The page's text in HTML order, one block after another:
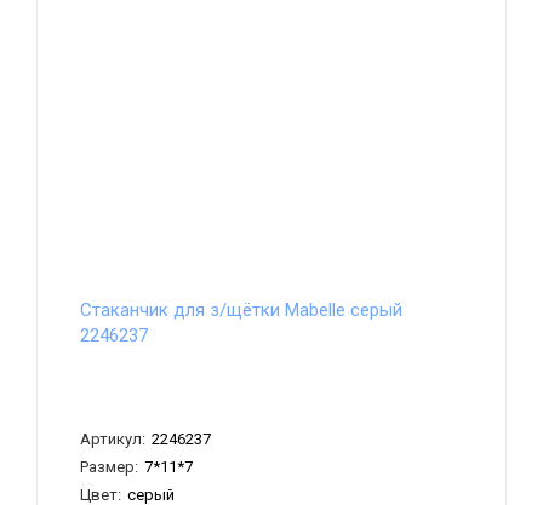
Стаканчик для з/щётки Mabelle серый
2246237
Артикул: 2246237
Размер: 7*11*7
Цвет: серый